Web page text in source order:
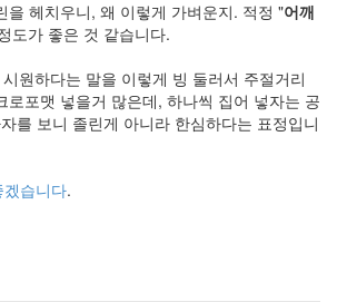
을 헤치우니, 왜 이렇게 가벼운지. 적정 "어깨
도가 좋은 것 같습니다.
원하다는 말을 이렇게 빙 둘러서 주절거리
로포맷 넣을거 많은데, 하나씩 집어 넣자는 공
를 보니 졸린게 아니라 한심하다는 표정입니
습니다.